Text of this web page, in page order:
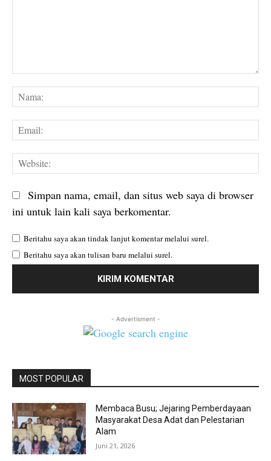
Simpan nama, email, dan situs web saya di browser
ini untuk lain kali saya berkomentar.
Beritahu saya akan tindak lanjut komentar melalui surel.
Beritahu saya akan tulisan baru melalui surel.
- Advertisment -
MOST POPULAR
Membaca Busu; Jejaring Pemberdayaan
Masyarakat Desa Adat dan Pelestarian
Alam
Juni 21, 2026